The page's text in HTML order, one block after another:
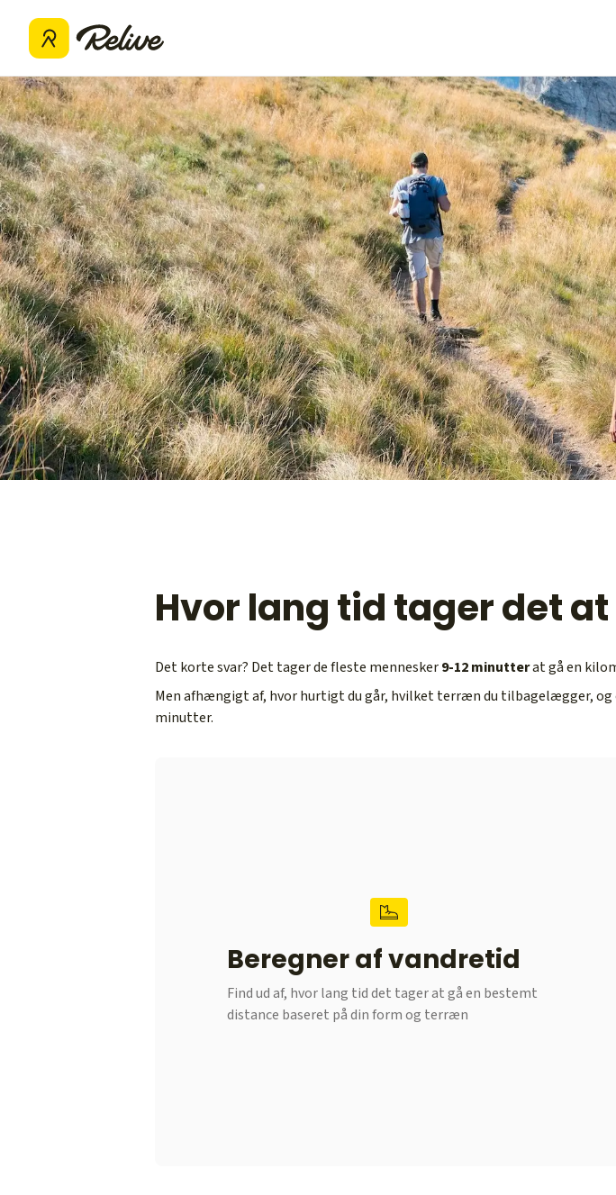
Hvor lang tid tager det
Det korte svar? Det tager de fleste mennesker9-12 minutterat gå en
Men afhængigt af, hvor hurtigt du går, hvilket terræn du tilbagelægger,
minutter.
Beregner af vandretid
Find ud af, hvor lang tid det tager at gå en bestemt
distance baseret på din form og terræn